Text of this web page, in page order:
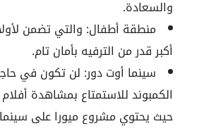
والسعادة.
منطقة أطفال: والتي تضمن
أكبر قدر من الترفيه بأمان تام.
سينما أوت دور: لن تكون في
الكمبوند للاستمتاع بمشاهدة
حيث يحتوي مشروع ميورا على